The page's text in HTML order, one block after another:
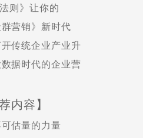
则》让你的
群营销》新时代
传统企业产业升
据时代的企业营
内容】
估量的力量